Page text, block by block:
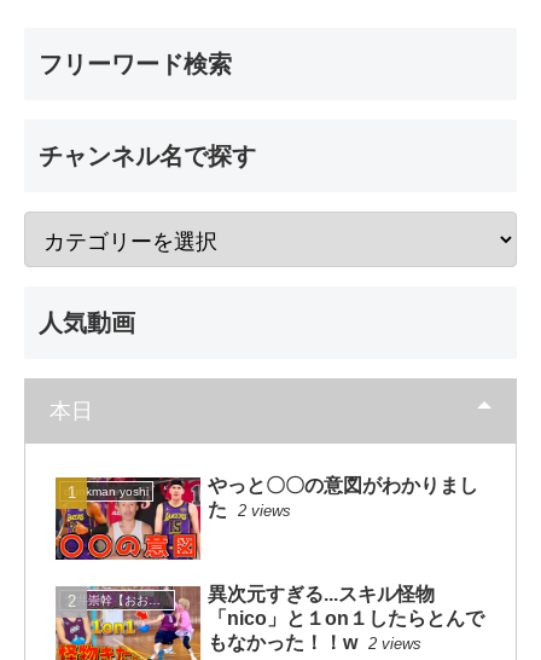
フリーワード検索
チャンネル名で探す
人気動画
本日
dunkman yoshi
やっと〇〇の意図がわかりまし
た
2 views
大井崇幹【おおいたかよし】
異次元すぎる...スキル怪物
「nico」と１on１したらとんで
もなかった！！w 2 views